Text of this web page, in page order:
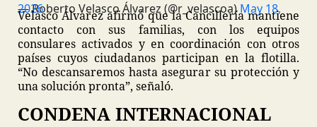
— Roberto Velasco Álvarez (@r_velascoa)
May 18, 2026
Velasco Álvarez afirmó que la Cancillería mantiene
contacto con sus familias, con los equipos
consulares activados y en coordinación con otros
países cuyos ciudadanos participan en la flotilla.
“No descansaremos hasta asegurar su protección y
una solución pronta”, señaló.
CONDENA INTERNACIONAL